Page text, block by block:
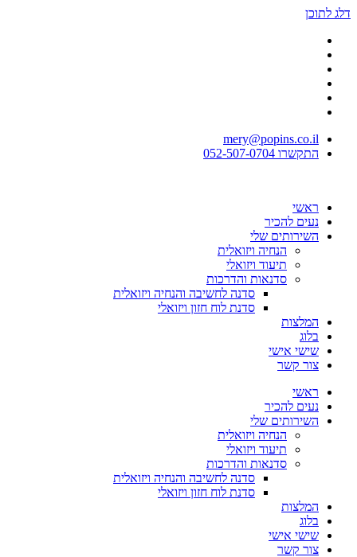
דלג לתוכן
mery@popins.co.il
התקשרו 052-507-0704
ראשי
נעים להכיר
השירותים שלי
הנחיה ויזואלית
תיעוד ויזואלי
סדנאות והדרכות
סדנה לחשיבה והנחיה ויזואלית
סדנת לוח חזון ויזואלי
המלצות
בלוג
שישי אישי
צור קשר
ראשי
נעים להכיר
השירותים שלי
הנחיה ויזואלית
תיעוד ויזואלי
סדנאות והדרכות
סדנה לחשיבה והנחיה ויזואלית
סדנת לוח חזון ויזואלי
המלצות
בלוג
שישי אישי
צור קשר